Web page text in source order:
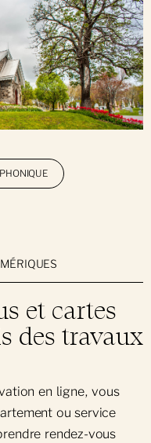
et cartes
des travaux
en ligne, vous
ou service
rendez-vous